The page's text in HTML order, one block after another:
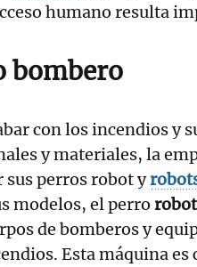
humano resulta
bombero
con los incendios y
y materiales, la
perros robot y
modelos, el perro
de bomberos y
Esta máquina es